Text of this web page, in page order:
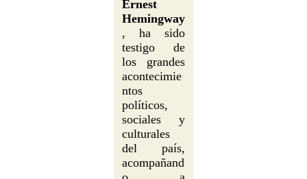
Ernest
Hemingway
, ha sido
testigo de
los grandes
acontecimie
ntos
políticos,
sociales y
culturales
del país,
acompañand